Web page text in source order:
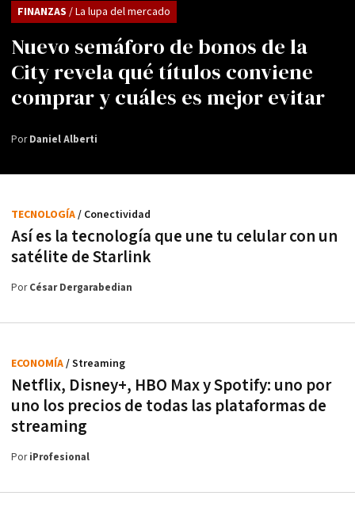
Nuevo semáforo de bonos de la
City revela qué títulos conviene
comprar y cuáles es mejor evitar
FINANZAS / La lupa del mercado
PorDaniel Alberti
Así es la tecnología que une tu celular con un
satélite de Starlink
TECNOLOGÍA/ Conectividad
PorCésar Dergarabedian
Netflix, Disney+, HBO Max y Spotify: uno por
uno los precios de todas las plataformas de
streaming
ECONOMÍA/ Streaming
PoriProfesional